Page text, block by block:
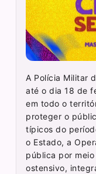
A Polícia Militar
até o dia 18 de
em todo o
proteger o
típicos do
o Estado, a
pública por
ostensivo,